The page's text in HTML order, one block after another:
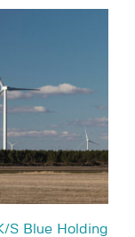
S Blue Holding